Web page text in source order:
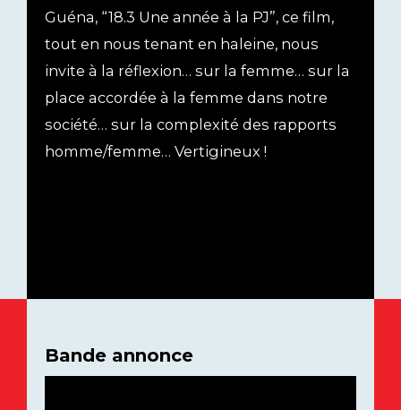
Guéna, “18.3 Une année à la PJ”, ce film,
tout en nous tenant en haleine, nous
invite à la réflexion… sur la femme… sur la
place accordée à la femme dans notre
société… sur la complexité des rapports
homme/femme… Vertigineux !
Bande annonce